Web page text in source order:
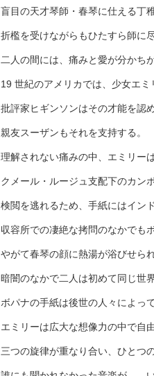
盲目の天才琴師・春琴に仕える丁
折檻を受けながらもひたすら師に
二人の間には、痛みと愛が分かち
19 世紀のアメリカでは、少女エ
批評家ヒギンソンはその才能を認
親友スーザンもそれを支持する。
理解されない痛みの中、エミリー
クメール・ルージュ支配下のカン
検閲を逃れるため、手紙にはイン
収容所での凄絶な拷問のなかでも
やがて春琴の顔に熱湯が浴びせら
暗闇のなかで二人は初めて同じ世
ボパナの手紙は後世の人々によっ
エミリーは広大な想像力の中で自
三つの旋律が重なり合い、ひとつ